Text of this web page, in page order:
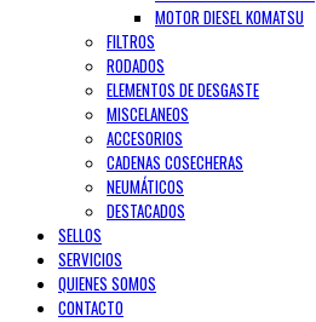
MOTOR DIESEL KOMATSU
FILTROS
RODADOS
ELEMENTOS DE DESGASTE
MISCELANEOS
ACCESORIOS
CADENAS COSECHERAS
NEUMÁTICOS
DESTACADOS
SELLOS
SERVICIOS
QUIENES SOMOS
CONTACTO